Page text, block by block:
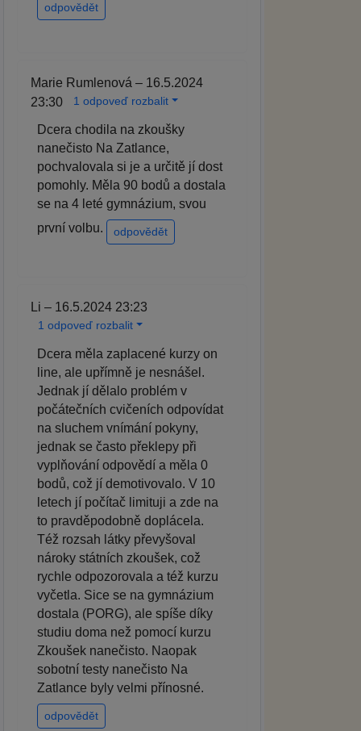
odpovědět
Marie Rumlenová – 16.5.2024
23:30
1 odpoveď rozbalit
Dcera chodila na zkoušky
nanečisto Na Zatlance,
pochvalovala si je a určitě jí dost
pomohly. Měla 90 bodů a dostala
se na 4 leté gymnázium, svou
první volbu.
odpovědět
Li – 16.5.2024 23:23
1 odpoveď rozbalit
Dcera měla zaplacené kurzy on
line, ale upřímně je nesnášel.
Jednak jí dělalo problém v
počátečních cvičeních odpovídat
na sluchem vnímání pokyny,
jednak se často překlepy při
vyplňování odpovědí a měla 0
bodů, což jí demotivovalo. V 10
letech jí počítač limituji a zde na
to pravděpodobně doplácela.
Též rozsah látky převyšoval
nároky státních zkoušek, což
rychle odpozorovala a též kurzu
vyčetla. Sice se na gymnázium
dostala (PORG), ale spíše díky
studiu doma než pomocí kurzu
Zkoušek nanečisto. Naopak
sobotní testy nanečisto Na
Zatlance byly velmi přínosné.
odpovědět